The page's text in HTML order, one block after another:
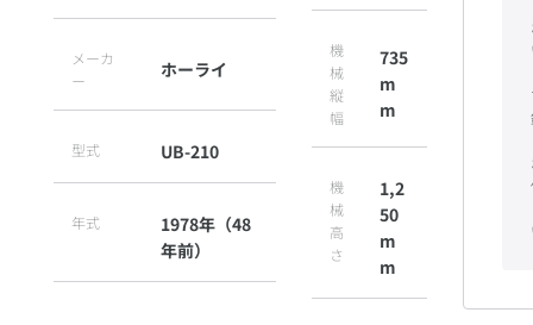
メーカ
ー
ホーライ
型式 UB-210
年式
1978年（48
年前）
機
械
縦
幅
735
m
m
機
械
高
さ
1,2
50
m
m